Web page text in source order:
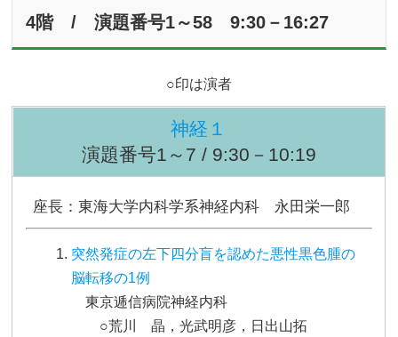
4階 / 演題番号1～58 9:30－16:27
○印は演者
神経１
演題番号1～7 / 9:30－10:19
座長：東海大学内科学系神経内科 永田栄一郎
突然発症の左下四分盲を認めた悪性黒色腫の
脳転移の1例
東京逓信病院神経内科
○荒川 晶，光武明彦，日出山拓